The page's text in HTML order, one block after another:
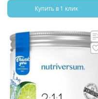
Купить в 1 клик